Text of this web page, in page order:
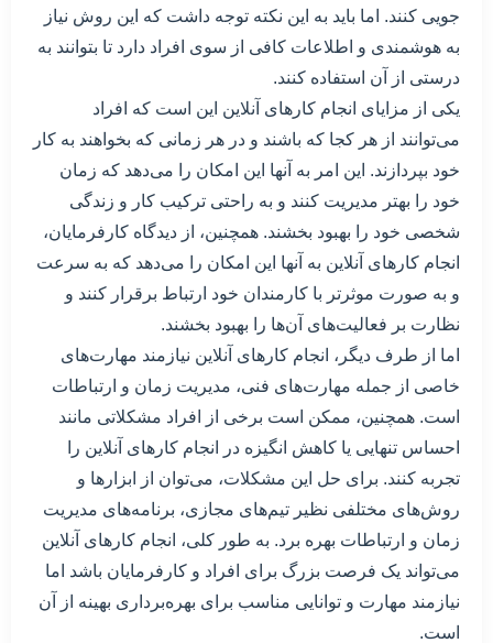
جویی کنند. اما باید به این نکته توجه داشت که این روش نیاز
به هوشمندی و اطلاعات کافی از سوی افراد دارد تا بتوانند به
درستی از آن استفاده کنند.
یکی از مزایای انجام کارهای آنلاین این است که افراد
می‌توانند از هر کجا که باشند و در هر زمانی که بخواهند به کار
خود بپردازند. این امر به آنها این امکان را می‌دهد که زمان
خود را بهتر مدیریت کنند و به راحتی ترکیب کار و زندگی
شخصی خود را بهبود بخشند. همچنین، از دیدگاه کارفرمایان،
انجام کارهای آنلاین به آنها این امکان را می‌دهد که به سرعت
و به صورت موثرتر با کارمندان خود ارتباط برقرار کنند و
نظارت بر فعالیت‌های آن‌ها را بهبود بخشند.
اما از طرف دیگر، انجام کارهای آنلاین نیازمند مهارت‌های
خاصی از جمله مهارت‌های فنی، مدیریت زمان و ارتباطات
است. همچنین، ممکن است برخی از افراد مشکلاتی مانند
احساس تنهایی یا کاهش انگیزه در انجام کارهای آنلاین را
تجربه کنند. برای حل این مشکلات، می‌توان از ابزارها و
روش‌های مختلفی نظیر تیم‌های مجازی، برنامه‌های مدیریت
زمان و ارتباطات بهره برد. به طور کلی، انجام کارهای آنلاین
می‌تواند یک فرصت بزرگ برای افراد و کارفرمایان باشد اما
نیازمند مهارت و توانایی مناسب برای بهره‌برداری بهینه از آن
است.